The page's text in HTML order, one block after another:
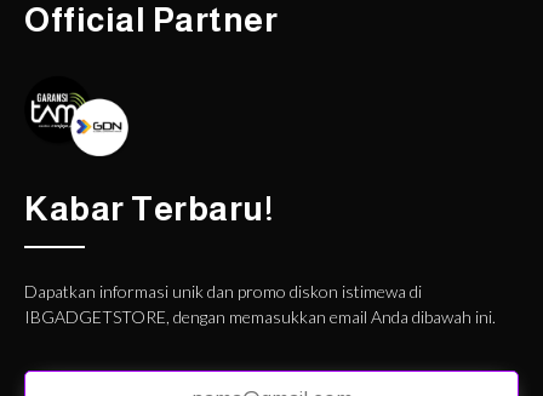
Official Partner
Kabar Terbaru!
Dapatkan informasi unik dan promo diskon istimewa di
IBGADGETSTORE, dengan memasukkan email Anda dibawah ini.